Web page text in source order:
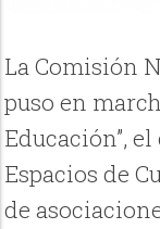
La Comisión
puso en
Educación”,
Espacios de
de